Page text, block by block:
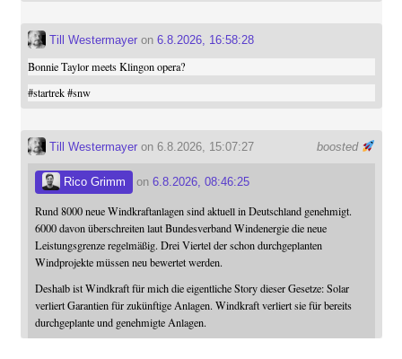
Till Westermayeron 6.8.2026, 16:58:28
Bonnie Taylor meets Klingon opera?
#startrek #snw
boosted
Till Westermayeron 6.8.2026, 15:07:27
Rico Grimm on 6.8.2026, 08:46:25
Rund 8000 neue Windkraftanlagen sind aktuell in Deutschland genehmigt.
6000 davon überschreiten laut Bundesverband Windenergie die neue
Leistungsgrenze regelmäßig. Drei Viertel der schon durchgeplanten
Windprojekte müssen neu bewertet werden.
Deshalb ist Windkraft für mich die eigentliche Story dieser Gesetze: Solar
verliert Garantien für zukünftige Anlagen. Windkraft verliert sie für bereits
durchgeplante und genehmigte Anlagen.